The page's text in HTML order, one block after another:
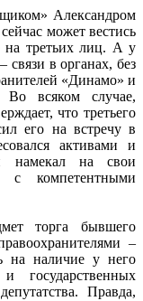
Александром
может вестись
на третьих лиц. А у
в органах, без
«Динамо» и
всяком случае,
что третьего
его на встречу в
активами и
намекал на свои
с компетентными
торга бывшего
–
на наличие у него
государственных
Правда,